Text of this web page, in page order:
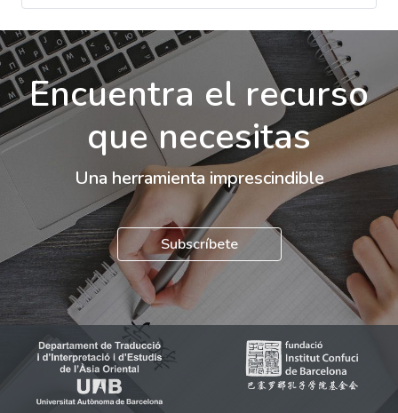
Encuentra el recurso
que necesitas
Una herramienta imprescindible
Subscríbete